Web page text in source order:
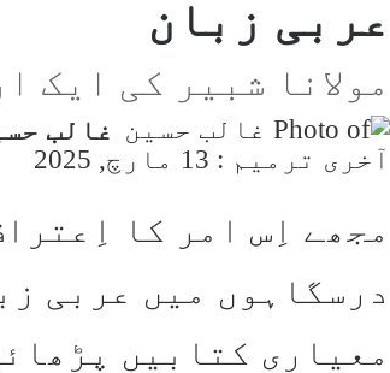
عربی زبان
مولانا شبیر کی ایک
غالب
آخری ترمیم : 13 مارچ, 2025
مجھے اِس امر کا
درسگاہوں میں عربی
معیاری کتابیں